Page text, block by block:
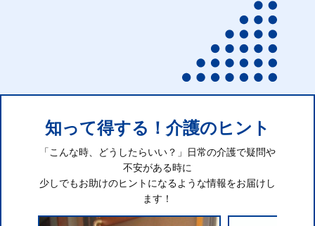
知って得する！介護のヒント
「こんな時、どうしたらいい？」日常の介護で疑問や
不安がある時に
少しでもお助けのヒントになるような情報をお届けし
ます！